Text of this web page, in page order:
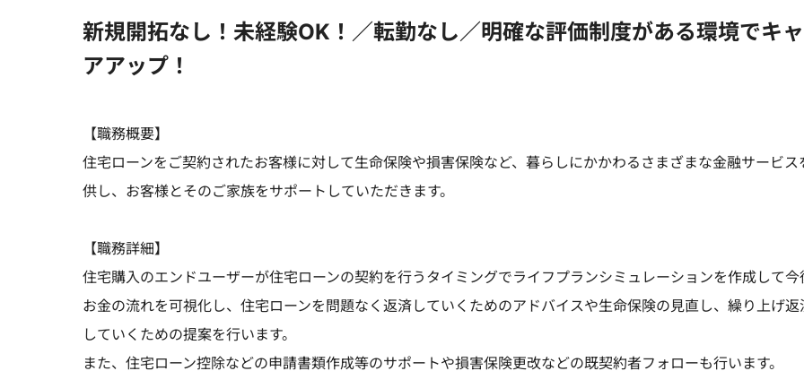
新規開拓なし！未経験OK！／転勤なし／明確な評価制度がある環境でキ
アアップ！
【職務概要】
住宅ローンをご契約されたお客様に対して生命保険や損害保険など、暮らしにかかわるさまざまな金融サービス
供し、お客様とそのご家族をサポートしていただきます。
【職務詳細】
住宅購入のエンドユーザーが住宅ローンの契約を行うタイミングでライフプランシミュレーションを作成して今
お金の流れを可視化し、住宅ローンを問題なく返済していくためのアドバイスや生命保険の見直し、繰り上げ返
していくための提案を行います。
また、住宅ローン控除などの申請書類作成等のサポートや損害保険更改などの既契約者フォローも行います。